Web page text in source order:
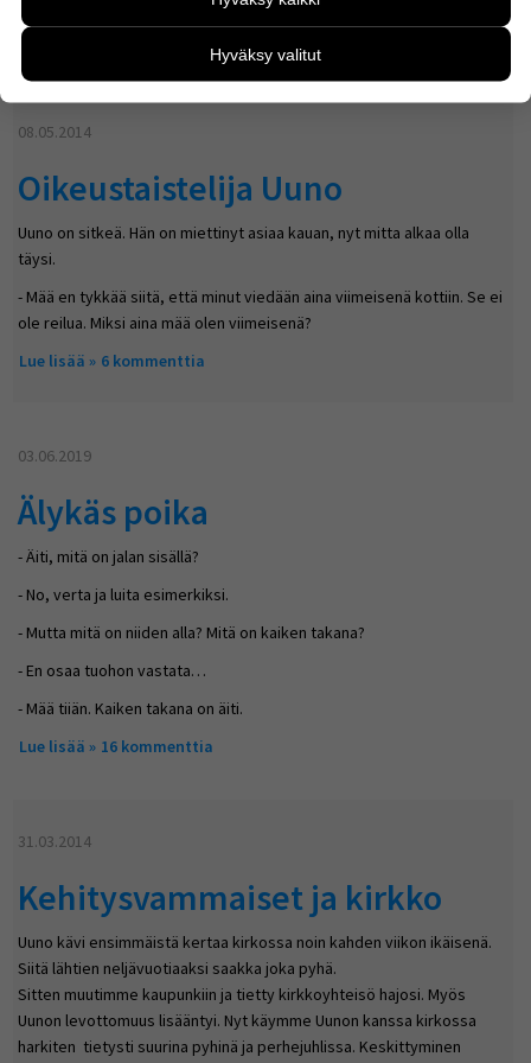
Lue lisää
08.05.2014
Oikeustaistelija Uuno
Uuno on sitkeä. Hän on miettinyt asiaa kauan, nyt mitta alkaa olla
täysi.
- Mää en tykkää siitä, että minut viedään aina viimeisenä kottiin. Se ei
ole reilua. Miksi aina mää olen viimeisenä?
Lue lisää about Oikeustaistelija Uuno
6 kommenttia
03.06.2019
Älykäs poika
- Äiti, mitä on jalan sisällä?
- No, verta ja luita esimerkiksi.
- Mutta mitä on niiden alla? Mitä on kaiken takana?
- En osaa tuohon vastata…
- Mää tiiän. Kaiken takana on äiti.
Lue lisää about Älykäs poika
16 kommenttia
31.03.2014
Kehitysvammaiset ja kirkko
Uuno kävi ensimmäistä kertaa kirkossa noin kahden viikon ikäisenä.
Siitä lähtien neljävuotiaaksi saakka joka pyhä.
Sitten muutimme kaupunkiin ja tietty kirkkoyhteisö hajosi. Myös
Uunon levottomuus lisääntyi. Nyt käymme Uunon kanssa kirkossa
harkiten  tietysti suurina pyhinä ja perhejuhlissa. Keskittyminen
kehittää sivustoamme vastaamaan paremmin
käyttäjien tarpeita. Tietoa kerätään esimerkiksi
kävijämääristä ja siitä, mitä sivuja käytetään ja miten
sivuilla liikutaan. Emme kuitenkaan kerää
henkilötietoja kuten nimiä, eikä tietoja voi yhdistää
yksittäiseen käyttäjään.
Hyväksy valitut